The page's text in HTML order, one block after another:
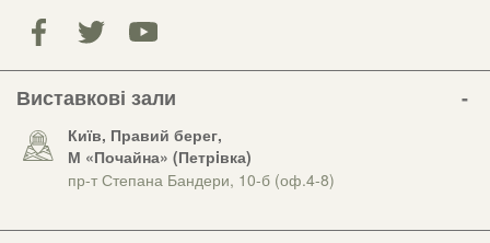
Виставкові зали
Київ, Правий берег,
М «Почайна» (Петрiвка)
пр-т Степана Бандери, 10-б (оф.4-8)